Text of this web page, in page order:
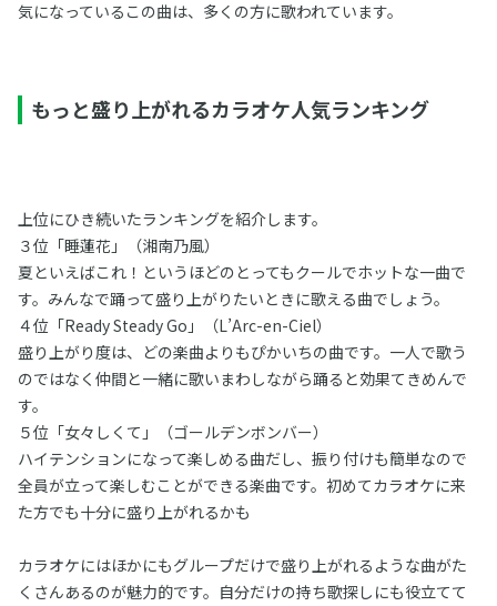
気になっているこの曲は、多くの方に歌われています。
もっと盛り上がれるカラオケ人気ランキング
上位にひき続いたランキングを紹介します。
３位「睡蓮花」（湘南乃風）
夏といえばこれ！というほどのとってもクールでホットな一曲で
す。みんなで踊って盛り上がりたいときに歌える曲でしょう。
４位「Ready Steady Go」（L’Arc-en-Ciel）
盛り上がり度は、どの楽曲よりもぴかいちの曲です。一人で歌う
のではなく仲間と一緒に歌いまわしながら踊ると効果てきめんで
す。
５位「女々しくて」（ゴールデンボンバー）
ハイテンションになって楽しめる曲だし、振り付けも簡単なので
全員が立って楽しむことができる楽曲です。初めてカラオケに来
た方でも十分に盛り上がれるかも
カラオケにはほかにもグループだけで盛り上がれるような曲がた
くさんあるのが魅力的です。自分だけの持ち歌探しにも役立てて